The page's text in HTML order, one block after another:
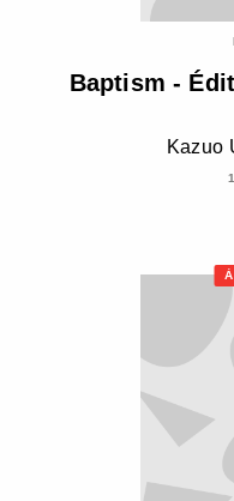
Baptism -
Kazuo